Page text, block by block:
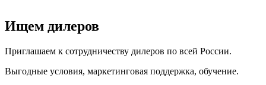
Ищем дилеров
Приглашаем к сотрудничеству дилеров по всей России.
Выгодные условия, маркетинговая поддержка, обучение.